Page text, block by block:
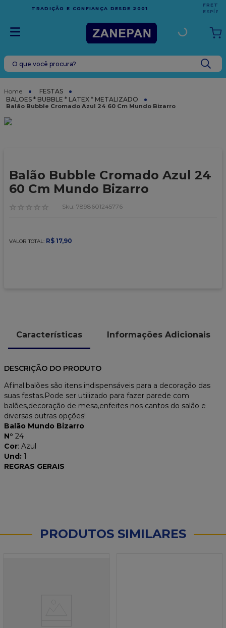
FRETE GRÁTIS
ESPÍRITO SANTO
O que você procura?
FESTAS
BALOES * BUBBLE * LATEX * METALIZADO
Balão Bubble Cromado Azul 24 60 Cm Mundo Bizarro
Balão Bubble Cromado Azul 24
60 Cm Mundo Bizarro
☆ ☆ ☆ ☆ ☆ : 7898601245776
VALOR TOTAL: R$ 17,90
Características Informações Adicionais
DESCRIÇÃO DO PRODUTO
Afinal,balões são itens indispensáveis para a decoração das
suas festas.Pode ser utilizado para fazer parede com
balões,decoração de mesa,enfeites nos cantos do salão e
diversas outras opções!
Balão Mundo Bizarro
N° 24
Cor: Azul
Und: 1
REGRAS GERAIS
PRODUTOS SIMILARES
TERMOS MAIS BUSCADOS
leite condensado
2º
caixa
6º
granulado
7º
vabene
º
sacola
chocolate